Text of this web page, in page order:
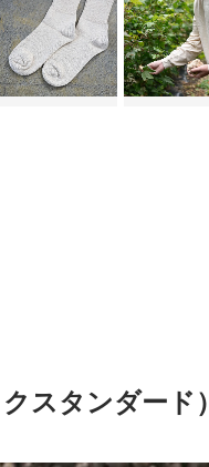
スタンダード）